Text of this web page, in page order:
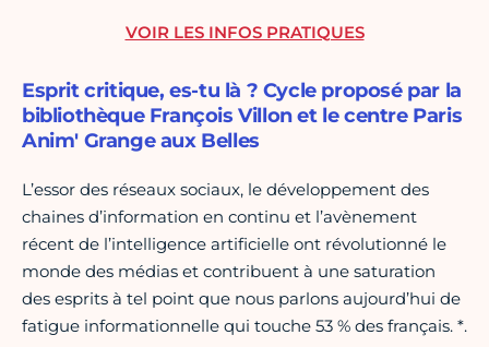
Esprit critique, es-tu là ? Cycle proposé par la
bibliothèque François Villon et le centre Paris
Anim' Grange aux Belles
L’essor des réseaux sociaux, le développement des
chaines d’information en continu et l’avènement
récent de l’intelligence artificielle ont révolutionné le
monde des médias et contribuent à une saturation
des esprits à tel point que nous parlons aujourd’hui de
fatigue informationnelle qui touche 53 % des français. *.
VOIR LES INFOS PRATIQUES